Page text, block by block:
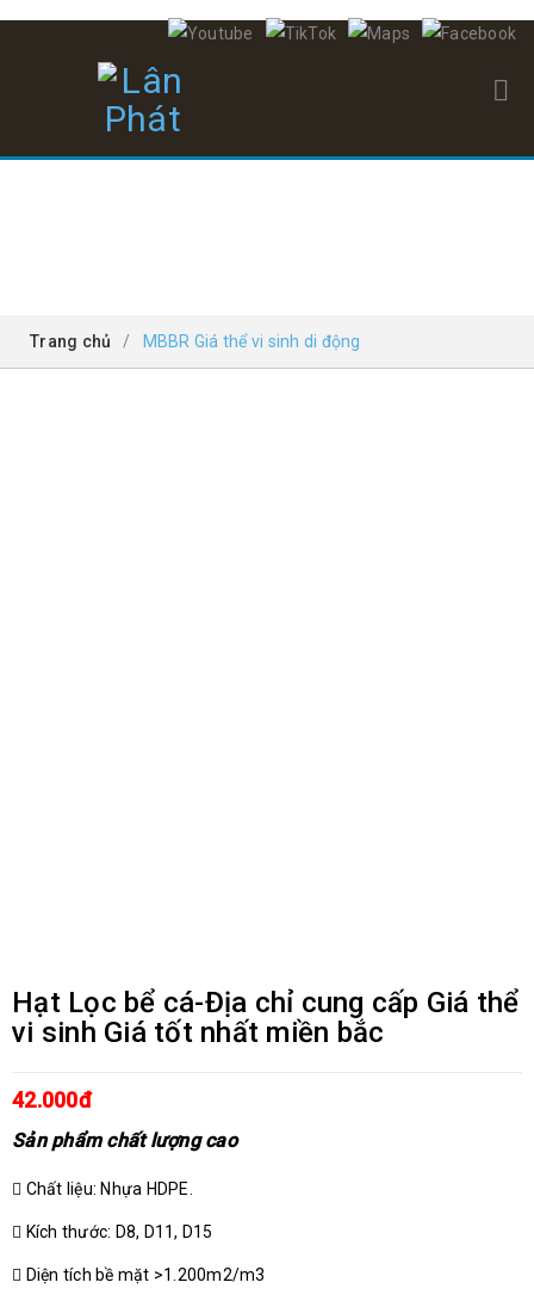
Trang chủ / MBBR Giá thể vi sinh di động
Hạt Lọc bể cá-Địa chỉ cung cấp Giá thể
vi sinh Giá tốt nhất miền bắc
42.000đ
Sản phẩm chất lượng cao
Chất liệu: Nhựa HDPE.
Kích thước: D8, D11, D15
Diện tích bề mặt >1.200m2/m3